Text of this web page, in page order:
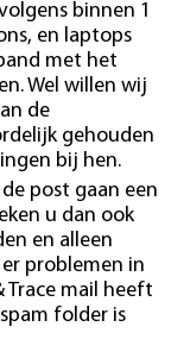
binnen 1
en laptops
met het
Wel willen wij
de
gehouden
bij hen.
post gaan een
u dan ook
en alleen
problemen in
Trace mail heeft
folder is